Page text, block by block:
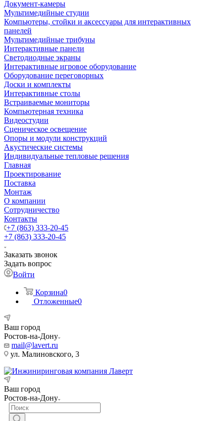
Документ-камеры
Мультимедийные студии
Компьютеры, стойки и аксессуары для интерактивных
панелей
Мультимедийные трибуны
Интерактивные панели
Светодиодные экраны
Интерактивные игровое оборудование
Оборудование переговорных
Доски и комплекты
Интерактивные столы
Встраиваемые мониторы
Компьютерная техника
Видеостудии
Cценическое освещение
Опоры и модули конструкций
Акустические системы
Индивидуальные тепловые решения
Главная
Проектирование
Поставка
Монтаж
О компании
Сотрудничество
Контакты
+7 (863) 333-20-45
+7 (863) 333-20-45
Заказать звонок
Задать вопрос
Войти
Корзина0
Отложенные0
Ваш город
Ростов-на-Дону
mail@lavert.ru
ул. Малиновского, 3
Ваш город
Ростов-на-Дону